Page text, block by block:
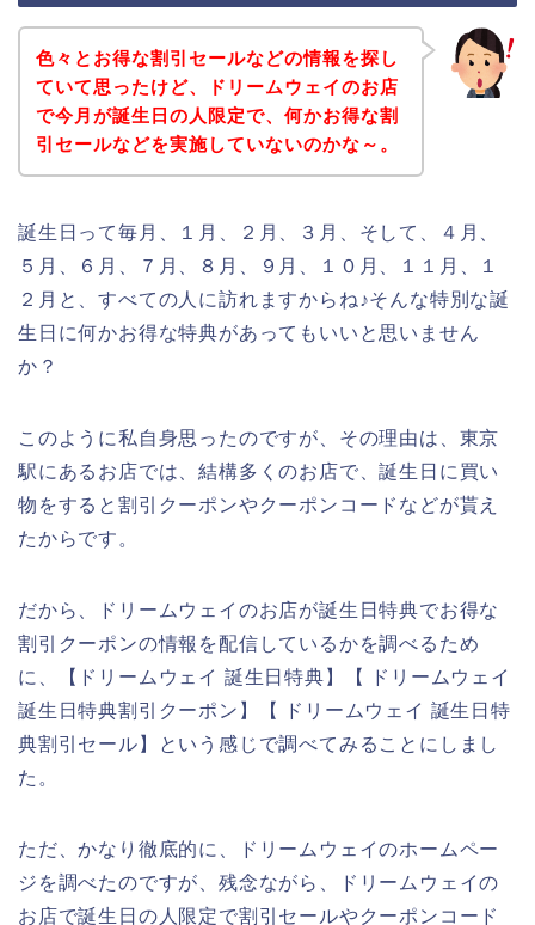
色々とお得な割引セールなどの情報を探し
ていて思ったけど、ドリームウェイのお店
で今月が誕生日の人限定で、何かお得な割
引セールなどを実施していないのかな～。
誕生日って毎月、１月、２月、３月、そして、４月、
５月、６月、７月、８月、９月、１０月、１１月、１
２月と、すべての人に訪れますからね♪そんな特別な誕
生日に何かお得な特典があってもいいと思いません
か？
このように私自身思ったのですが、その理由は、東京
駅にあるお店では、結構多くのお店で、誕生日に買い
物をすると割引クーポンやクーポンコードなどが貰え
たからです。
だから、ドリームウェイのお店が誕生日特典でお得な
割引クーポンの情報を配信しているかを調べるため
に、【ドリームウェイ 誕生日特典】【 ドリームウェイ
誕生日特典割引クーポン】【 ドリームウェイ 誕生日特
典割引セール】という感じで調べてみることにしまし
た。
ただ、かなり徹底的に、ドリームウェイのホームペー
ジを調べたのですが、残念ながら、ドリームウェイの
お店で誕生日の人限定で割引セールやクーポンコード